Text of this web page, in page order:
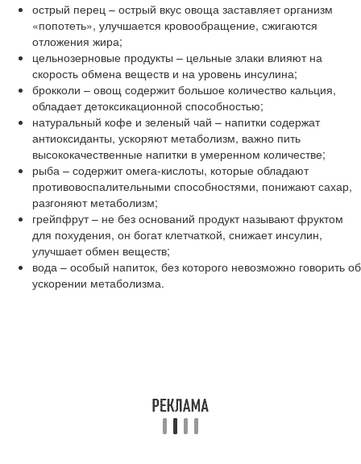
острый перец – острый вкус овоща заставляет организм
«попотеть», улучшается кровообращение, сжигаются
отложения жира;
цельнозерновые продукты – цельные злаки влияют на
скорость обмена веществ и на уровень инсулина;
брокколи – овощ содержит большое количество кальция,
обладает детоксикационной способностью;
натуральный кофе и зеленый чай – напитки содержат
антиоксиданты, ускоряют метаболизм, важно пить
высококачественные напитки в умеренном количестве;
рыба – содержит омега-кислоты, которые обладают
противовоспалительными способностями, понижают сахар,
разгоняют метаболизм;
грейпфрут – не без оснований продукт называют фруктом
для похудения, он богат клетчаткой, снижает инсулин,
улучшает обмен веществ;
вода – особый напиток, без которого невозможно говорить об
ускорении метаболизма.